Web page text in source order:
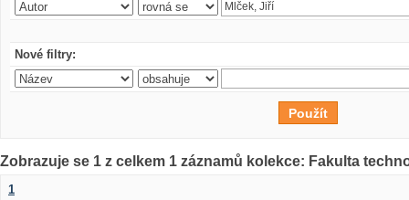
Nové filtry:
Zobrazuje se 1 z celkem 1 záznamů kolekce: Fakulta
1